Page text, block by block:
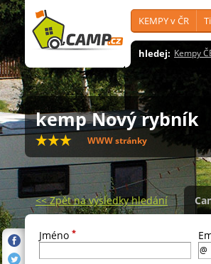
KEMPY v ČR
hledej: Kempy
kemp Nový rybník
WWW stránky
<<Zpět na výsledky hledání
Jméno *